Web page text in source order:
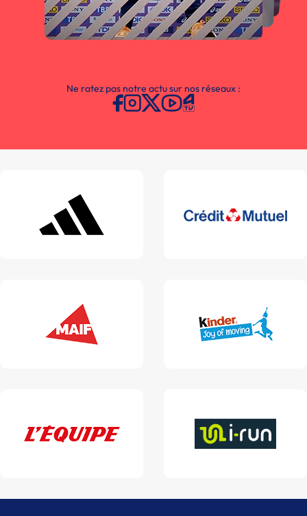
Ne ratez pas notre actu sur nos réseaux :